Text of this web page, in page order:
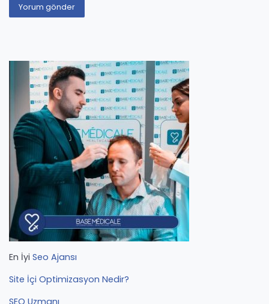
En İyi Seo Ajansı
Site İçi Optimizasyon Nedir?
SEO Uzmanı